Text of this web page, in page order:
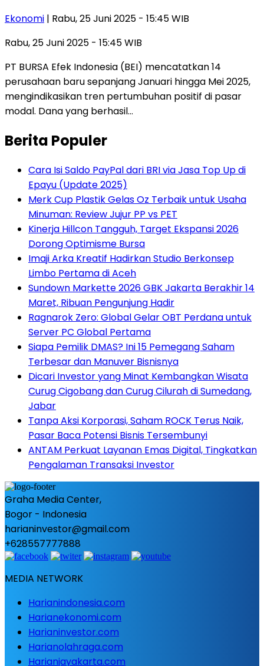
Ekonomi | Rabu, 25 Juni 2025 - 15:45 WIB
Rabu, 25 Juni 2025 - 15:45 WIB
PT BURSA Efek Indonesia (BEI) mencatatkan 14
perusahaan baru sepanjang Januari hingga Mei 2025,
mengindikasikan tren pertumbuhan positif di pasar
modal. Dana yang berhasil…
Berita Populer
Cara Isi Saldo PayPal dari BRI via Jasa Top Up di
Epayu (Update 2025)
Merk Cup Plastik Gelas Oz Terbaik untuk Usaha
Minuman: Review Jujur PP vs PET
Kinerja Hillcon Tangguh, Target Ekspansi 2026
Dorong Optimisme Bursa
Imaji Arka Kreatif Hadirkan Studio Berkonsep
Limbo Pertama di Aceh
Sundown Markette 2026 GBK Jakarta Berakhir 14
Maret, Ribuan Pengunjung Hadir
Ragnarok Zero: Global Gelar OBT Perdana untuk
Server PC Global Pertama
Siapa Pemilik DMAS? Ini 15 Pemegang Saham
Terbesar dan Manuver Bisnisnya
Dicari Investor yang Minat Kembangkan Wisata
Curug Cigobang dan Curug Cilurah di Sumedang,
Jabar
Tanpa Aksi Korporasi, Saham ROCK Terus Naik,
Pasar Baca Potensi Bisnis Tersembunyi
ANTAM Perkuat Layanan Emas Digital, Tingkatkan
Pengalaman Transaksi Investor
Graha Media Center,
Bogor - Indonesia
harianinvestor@gmail.com
+628557777888
MEDIA NETWORK
Harianindonesia.com
Harianekonomi.com
Harianinvestor.com
Harianolahraga.com
Harianjayakarta.com